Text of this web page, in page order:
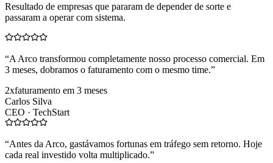
Resultado de empresas que pararam de depender de sorte e
passaram a operar com sistema.
“A Arco transformou completamente nosso processo comercial. Em
3 meses, dobramos o faturamento com o mesmo time.”
2xfaturamento em 3 meses
Carlos Silva
CEO · TechStart
“Antes da Arco, gastávamos fortunas em tráfego sem retorno. Hoje
cada real investido volta multiplicado.”